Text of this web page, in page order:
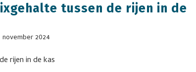
tussen de rijen in de
november 2024